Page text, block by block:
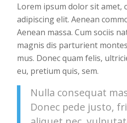
Lorem ipsum dolor sit amet,
adipiscing elit. Aenean
Aenean massa. Cum sociis
magnis dis parturient
mus. Donec quam felis,
eu, pretium quis, sem.
Nulla consequat
Donec pede justo,